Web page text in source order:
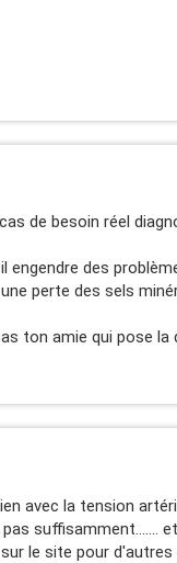
de besoin réel
des
perte des sels
ton amie qui pose la
avec la tension
suffisamment.......
le site pour d'autres